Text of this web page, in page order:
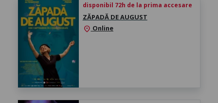
disponibil 72h de la prima accesare
ZĂPADĂ DE AUGUST
location_on Online